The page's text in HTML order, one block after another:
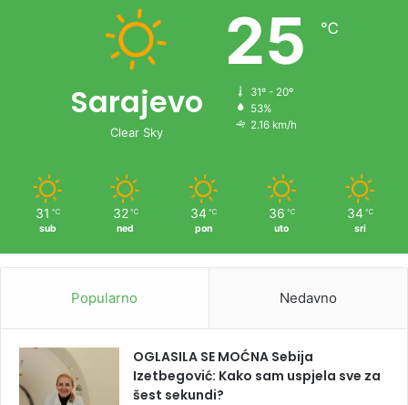
Sarajevo
Clear Sky
25 ℃
31º - 20º
53%
2.16 km/h
31 ℃
sub
32 ℃
ned
34 ℃
pon
36 ℃
uto
34 ℃
sri
Popularno Nedavno
OGLASILA SE MOĆNA Sebija
Izetbegović: Kako sam uspjela sve za
šest sekundi?